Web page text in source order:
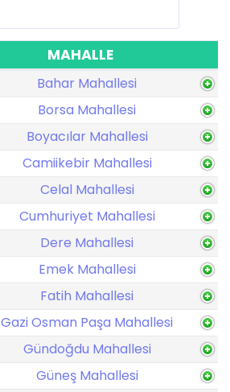
MAHALLE
Bahar Mahallesi
Borsa Mahallesi
Boyacılar Mahallesi
Camiikebir Mahallesi
Celal Mahallesi
Cumhuriyet Mahallesi
Dere Mahallesi
Emek Mahallesi
Fatih Mahallesi
Gazi Osman Paşa Mahallesi
Gündoğdu Mahallesi
Güneş Mahallesi